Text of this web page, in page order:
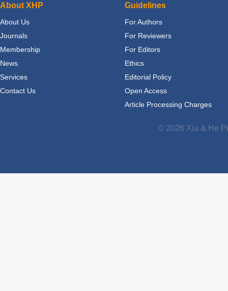
About XHP
About Us
Journals
Membership
News
Services
Contact Us
Guidelines
For Authors
For Reviewers
For Editors
Ethics
Editorial Policy
Open Access
Article Processing Charges
© 2026 Xia & He